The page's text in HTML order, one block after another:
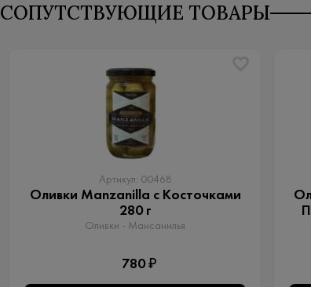
СОПУТСТВУЮЩИЕ ТОВАРЫ
Артикул: 00468
Оливки Manzanilla с Косточками
280 г
Оливки - Мансанилья
780 ₽